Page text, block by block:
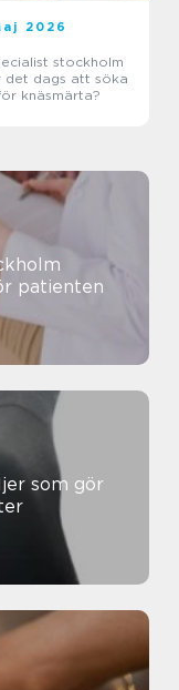
2026
stockholm
det dags att söka
knäsmärta?
patienten